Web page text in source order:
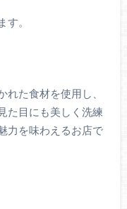
。
た食材を使用し、
た目にも美しく洗練
力を味わえるお店で